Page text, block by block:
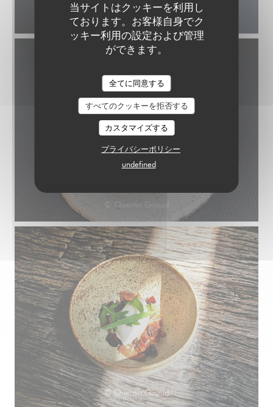
当サイトはクッキーを利用し
ております。お客様自身でク
ッキー利用の設定および管理
ができます。
全てに同意する
すべてのクッキーを拒否する
カスタマイズする
プライバシーポリシー
undefined
© Quentin Giroud
© Quentin Giroud
© Quentin Giroud